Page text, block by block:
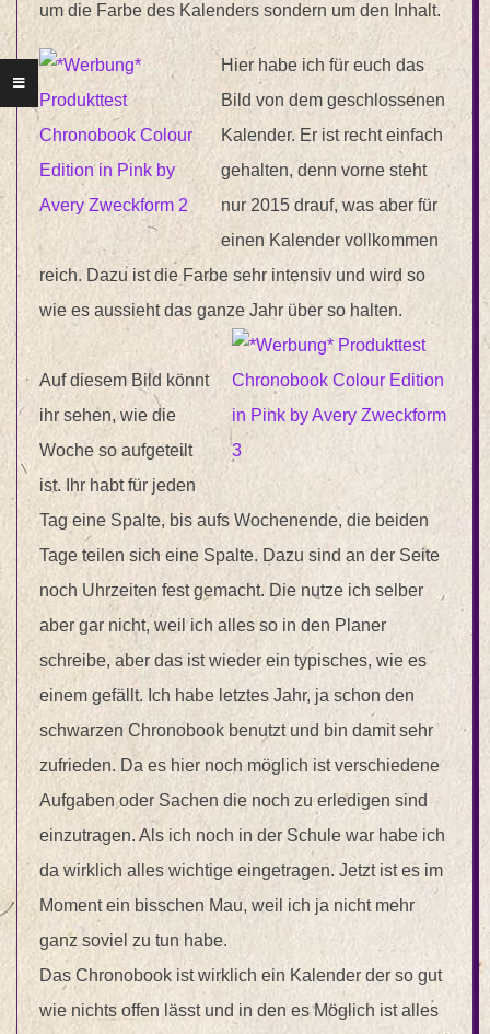
um die Farbe des Kalenders sondern um den Inhalt.
Hier habe ich für euch das
Bild von dem geschlossenen
Kalender. Er ist recht einfach
gehalten, denn vorne steht
nur 2015 drauf, was aber für
einen Kalender vollkommen
reich. Dazu ist die Farbe sehr intensiv und wird so
wie es aussieht das ganze Jahr über so halten.
Auf diesem Bild könnt
ihr sehen, wie die
Woche so aufgeteilt
ist. Ihr habt für jeden
Tag eine Spalte, bis aufs Wochenende, die beiden
Tage teilen sich eine Spalte. Dazu sind an der Seite
noch Uhrzeiten fest gemacht. Die nutze ich selber
aber gar nicht, weil ich alles so in den Planer
schreibe, aber das ist wieder ein typisches, wie es
einem gefällt. Ich habe letztes Jahr, ja schon den
schwarzen Chronobook benutzt und bin damit sehr
zufrieden. Da es hier noch möglich ist verschiedene
Aufgaben oder Sachen die noch zu erledigen sind
einzutragen. Als ich noch in der Schule war habe ich
da wirklich alles wichtige eingetragen. Jetzt ist es im
Moment ein bisschen Mau, weil ich ja nicht mehr
ganz soviel zu tun habe.
Das Chronobook ist wirklich ein Kalender der so gut
wie nichts offen lässt und in den es Möglich ist alles